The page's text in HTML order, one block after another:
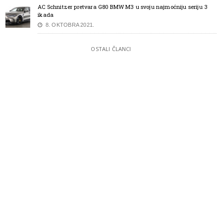
AC Schnitzer pretvara G80 BMW M3 u svoju najmoćniju seriju 3
ikada
8. OKTOBRA 2021.
OSTALI ČLANCI